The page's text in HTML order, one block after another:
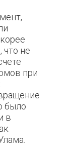
что не
при
было
в